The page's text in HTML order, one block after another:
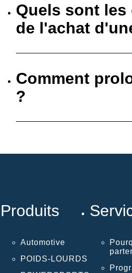
Quels sont les
de l'achat
Comment
?
Produits
Automotive
POIDS-LOURDS